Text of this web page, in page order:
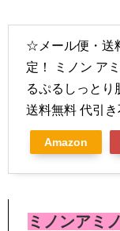
☆メール便・送
定！ ミノン ア
るぷるしっと
送料無料 代引
Amazon
ミノンアミ